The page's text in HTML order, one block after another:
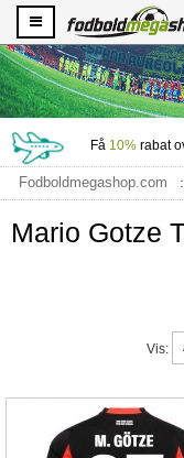
Få 10%rabat
Fodboldmegashop.com
Mario Gotze
Vis: